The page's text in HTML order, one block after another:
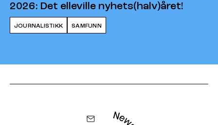
2026: Det elleville nyhets(halv)året!
JOURNALISTIKK SAMFUNN